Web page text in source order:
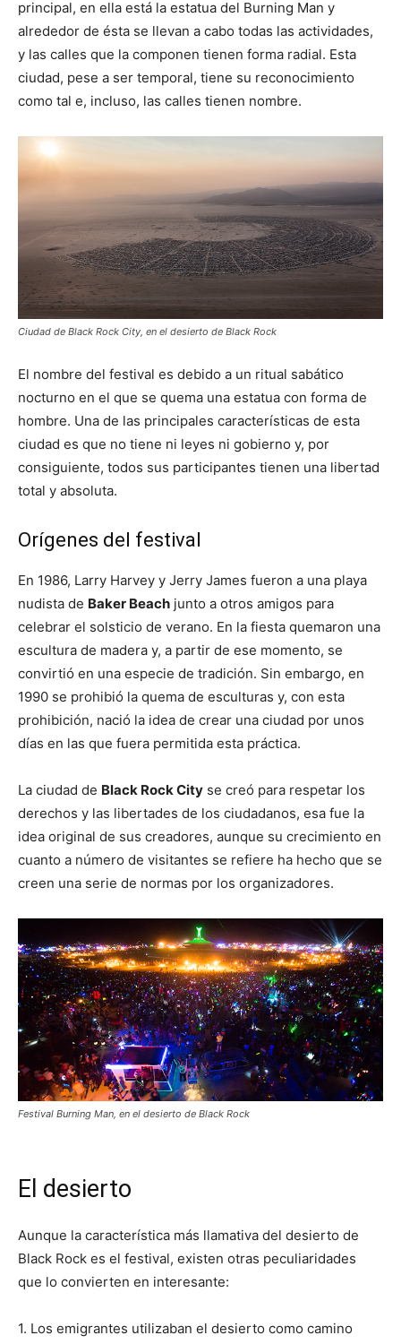
principal, en ella está la estatua del Burning Man y
alrededor de ésta se llevan a cabo todas las actividades,
y las calles que la componen tienen forma radial. Esta
ciudad, pese a ser temporal, tiene su reconocimiento
como tal e, incluso, las calles tienen nombre.
Ciudad de Black Rock City, en el desierto de Black Rock
El nombre del festival es debido a un ritual sabático
nocturno en el que se quema una estatua con forma de
hombre. Una de las principales características de esta
ciudad es que no tiene ni leyes ni gobierno y, por
consiguiente, todos sus participantes tienen una libertad
total y absoluta.
Orígenes del festival
En 1986, Larry Harvey y Jerry James fueron a una playa
nudista de Baker Beach junto a otros amigos para
celebrar el solsticio de verano. En la fiesta quemaron una
escultura de madera y, a partir de ese momento, se
convirtió en una especie de tradición. Sin embargo, en
1990 se prohibió la quema de esculturas y, con esta
prohibición, nació la idea de crear una ciudad por unos
días en las que fuera permitida esta práctica.
La ciudad de Black Rock City se creó para respetar los
derechos y las libertades de los ciudadanos, esa fue la
idea original de sus creadores, aunque su crecimiento en
cuanto a número de visitantes se refiere ha hecho que se
creen una serie de normas por los organizadores.
Festival Burning Man, en el desierto de Black Rock
El desierto
Aunque la característica más llamativa del desierto de
Black Rock es el festival, existen otras peculiaridades
que lo convierten en interesante:
1. Los emigrantes utilizaban el desierto como camino